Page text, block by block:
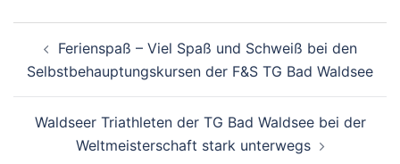
Ferienspaß – Viel Spaß und Schweiß bei den
Selbstbehauptungskursen der F&S TG Bad Waldsee
Waldseer Triathleten der TG Bad Waldsee bei der
Weltmeisterschaft stark unterwegs